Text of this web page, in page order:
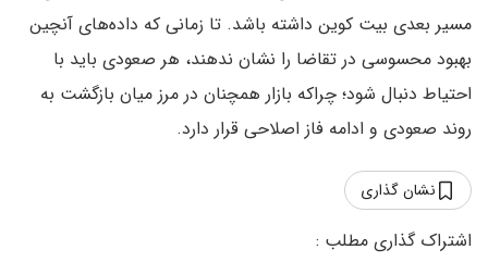
مسیر بعدی بیت کوین داشته باشد. تا زمانی که داده‌های آنچین
بهبود محسوسی در تقاضا را نشان ندهند، هر صعودی باید با
احتیاط دنبال شود؛ چراکه بازار همچنان در مرز میان بازگشت به
روند صعودی و ادامه فاز اصلاحی قرار دارد.
نشان گذاری